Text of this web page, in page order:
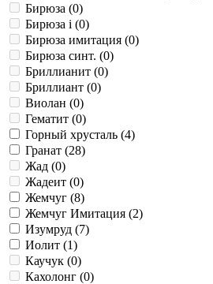
Бирюза (0)
Бирюза i (0)
Бирюза имитация (0)
Бирюза синт. (0)
Бриллианит (0)
Бриллиант (0)
Виолан (0)
Гематит (0)
Горный хрусталь (4)
Гранат (28)
Жад (0)
Жадеит (0)
Жемчуг (8)
Жемчуг Имитация (2)
Изумруд (7)
Иолит (1)
Каучук (0)
Кахолонг (0)